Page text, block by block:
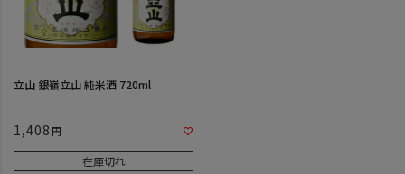
立山 銀嶺立山 純米酒 720ml
1,408
在庫切れ